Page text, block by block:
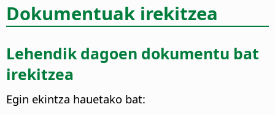
Dokumentuak irekitzea
Lehendik dagoen dokumentu bat
irekitzea
Egin ekintza hauetako bat: